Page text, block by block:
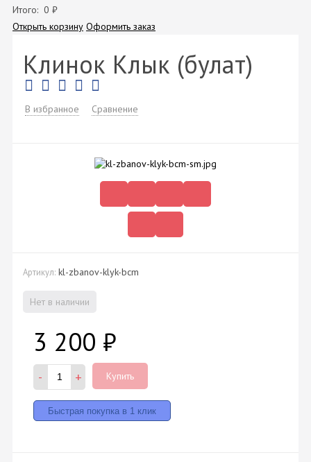
Итого: 0 ₽
Открыть корзину Оформить заказ
Клинок Клык (булат)
В избранное Сравнение
Артикул: kl-zbanov-klyk-bcm
Нет в наличии
3 200 ₽
- + Купить